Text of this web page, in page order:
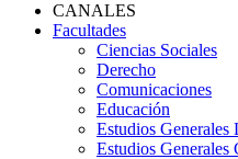
CANALES
Facultades
Ciencias Sociales
Derecho
Comunicaciones
Educación
Estudios Generales
Estudios Generales